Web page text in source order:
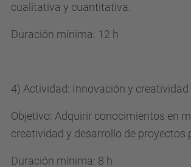
cualitativa y cuantitativa.
Duración mínima: 12 h
4) Actividad: Innovación y creatividad
Objetivo: Adquirir conocimientos en
creatividad y desarrollo de proyectos
Duración mínima: 8 h